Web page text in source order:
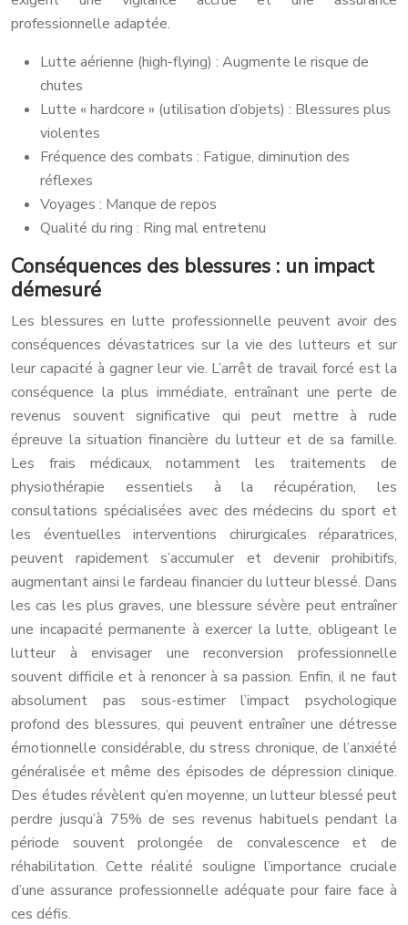
professionnelle adaptée.
Lutte aérienne (high-flying) : Augmente le risque de
chutes
Lutte « hardcore » (utilisation d’objets) : Blessures plus
violentes
Fréquence des combats : Fatigue, diminution des
réflexes
Voyages : Manque de repos
Qualité du ring : Ring mal entretenu
Conséquences des blessures : un impact
démesuré
Les blessures en lutte professionnelle peuvent avoir des
conséquences dévastatrices sur la vie des lutteurs et sur
leur capacité à gagner leur vie. L’arrêt de travail forcé est la
conséquence la plus immédiate, entraînant une perte de
revenus souvent significative qui peut mettre à rude
épreuve la situation financière du lutteur et de sa famille.
Les frais médicaux, notamment les traitements de
physiothérapie essentiels à la récupération, les
consultations spécialisées avec des médecins du sport et
les éventuelles interventions chirurgicales réparatrices,
peuvent rapidement s’accumuler et devenir prohibitifs,
augmentant ainsi le fardeau financier du lutteur blessé. Dans
les cas les plus graves, une blessure sévère peut entraîner
une incapacité permanente à exercer la lutte, obligeant le
lutteur à envisager une reconversion professionnelle
souvent difficile et à renoncer à sa passion. Enfin, il ne faut
absolument pas sous-estimer l’impact psychologique
profond des blessures, qui peuvent entraîner une détresse
émotionnelle considérable, du stress chronique, de l’anxiété
généralisée et même des épisodes de dépression clinique.
Des études révèlent qu’en moyenne, un lutteur blessé peut
perdre jusqu’à 75% de ses revenus habituels pendant la
période souvent prolongée de convalescence et de
réhabilitation. Cette réalité souligne l’importance cruciale
d’une assurance professionnelle adéquate pour faire face à
ces défis.